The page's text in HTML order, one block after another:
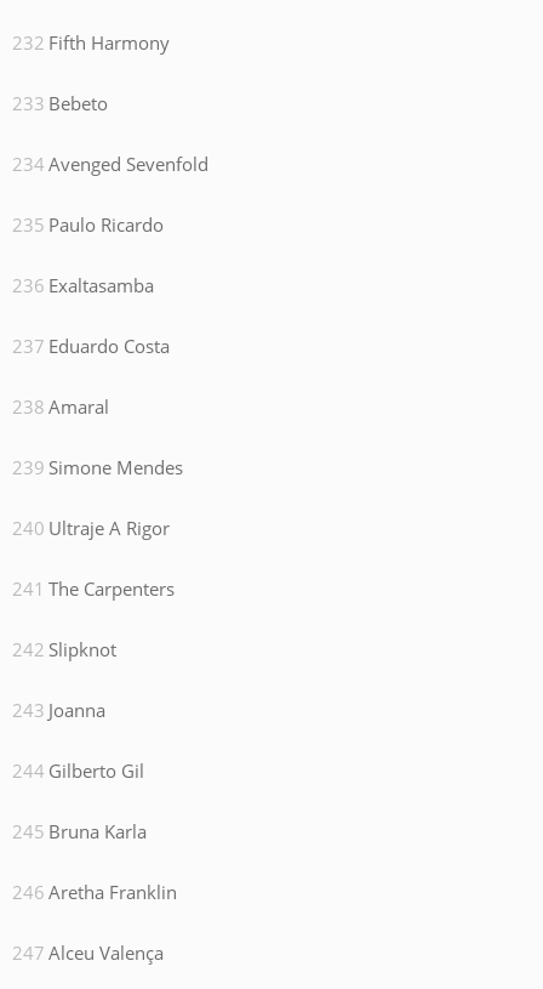
Fifth Harmony
Bebeto
Avenged Sevenfold
Paulo Ricardo
Exaltasamba
Eduardo Costa
Amaral
Simone Mendes
Ultraje A Rigor
The Carpenters
Slipknot
Joanna
Gilberto Gil
Bruna Karla
Aretha Franklin
Alceu Valença